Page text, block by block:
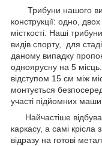
Трибуни нашого
конструкції: одно,
місткості. Наші
видів спорту, для
даному випадку
одноярусну на 5
відступом 15 см між
монтується
участі підйомних
Найчастіше
каркасу, а самі
відразу на готові